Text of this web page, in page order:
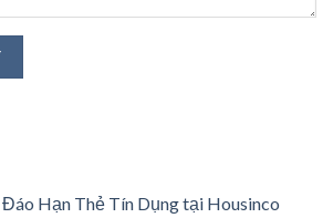
Hạn Thẻ Tín Dụng tại Housinco